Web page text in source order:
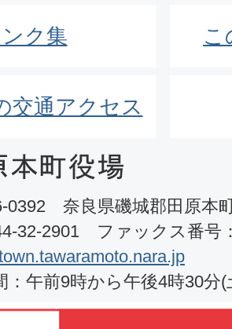
ンク集 こ
交通アクセス
0392 奈良県磯城郡田原本
32-2901 ファックス番号
：午前9時から午後4時30分